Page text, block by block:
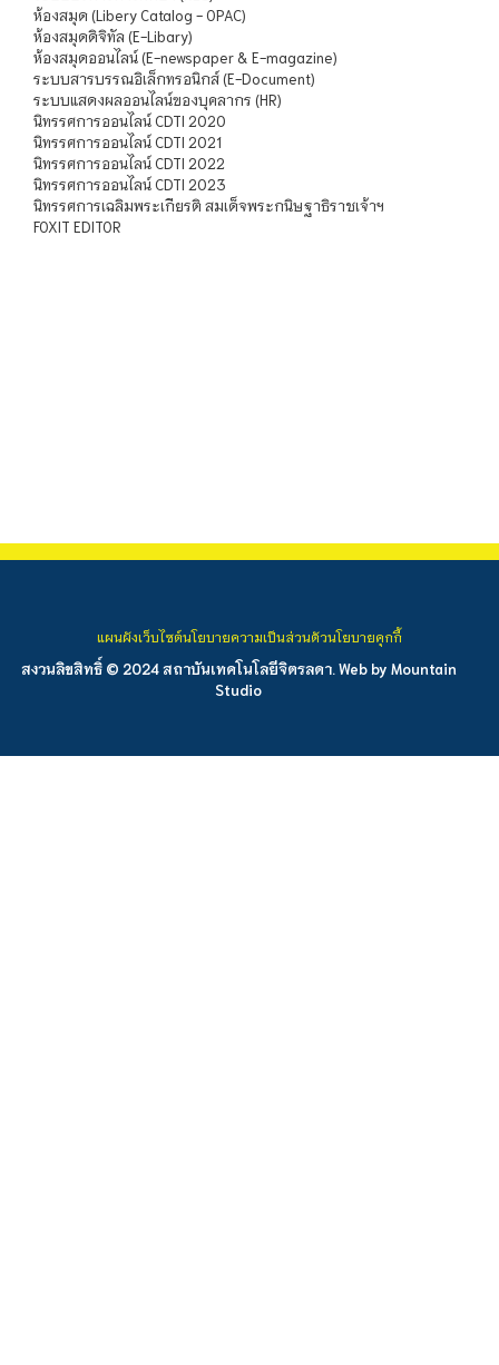
ห้องสมุด (Libery Catalog - OPAC)
ห้องสมุดดิจิทัล (E-Libary)
ห้องสมุดออนไลน์ (E-newspaper & E-magazine)
ระบบสารบรรณอิเล็กทรอนิกส์ (E-Document)
ระบบแสดงผลออนไลน์ของบุคลากร (HR)
นิทรรศการออนไลน์ CDTI 2020
นิทรรศการออนไลน์ CDTI 2021
นิทรรศการออนไลน์ CDTI 2022
นิทรรศการออนไลน์ CDTI 2023
นิทรรศการเฉลิมพระเกียรติ สมเด็จพระกนิษฐาธิราชเจ้าฯ
FOXIT EDITOR
สงวนลิขสิทธิ์ © 2024 สถาบันเทคโนโลยีจิตรลดา. Web by Mountain
Studio
แผนผังเว็บไซต์นโยบายความเป็นส่วนตัวนโยบายคุกกี้